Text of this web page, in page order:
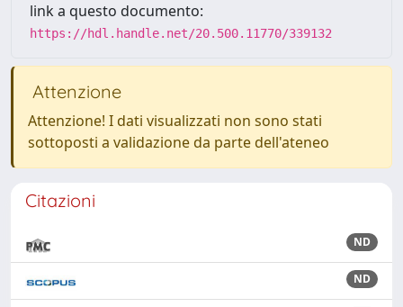
link a questo documento:
https://hdl.handle.net/20.500.11770/339132
Attenzione
Attenzione! I dati visualizzati non sono stati
sottoposti a validazione da parte dell'ateneo
Citazioni
ND
ND